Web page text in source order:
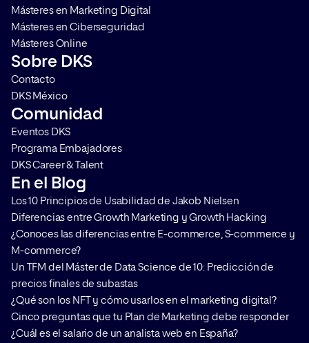
Másteres en Marketing Digital
Másteres en Ciberseguridad
Másteres Online
Sobre DKS
Contacto
DKS México
Comunidad
Eventos DKS
Programa Embajadores
DKS Career & Talent
En el Blog
Los 10 Principios de Usabilidad de Jakob Nielsen
Diferencias entre Growth Marketing y Growth Hacking
¿Conoces las diferencias entre E-commerce, S-commerce y
M-commerce?
Un TFM del Máster de Data Science de 10: Predicción de
precios finales de subastas
¿Qué son los NFT y cómo usarlos en el marketing digital?
Cinco preguntas que tu Plan de Marketing debe responder
¿Cuál es el salario de un analista web en España?